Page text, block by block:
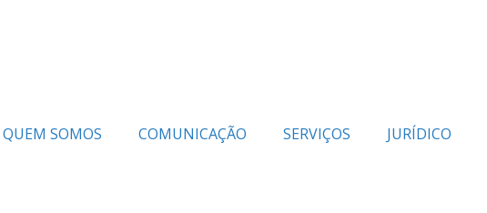
QUEM SOMOS COMUNICAÇÃO SERVIÇOS JURÍDICO